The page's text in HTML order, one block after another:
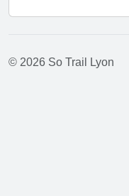
© 2026 So Trail Lyon